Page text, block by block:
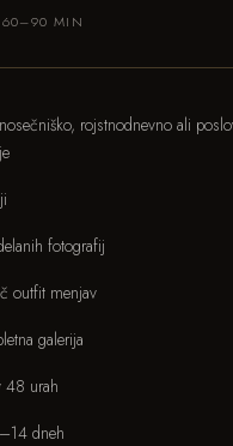
60–90 MIN
rojstnodnevno ali
fotografij
outfit menjav
galerija
48 urah
dneh